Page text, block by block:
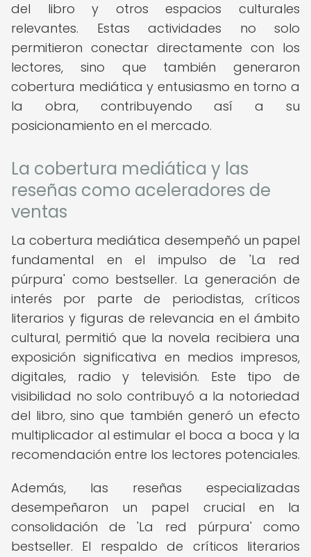
del libro y otros espacios culturales
relevantes. Estas actividades no solo
permitieron conectar directamente con los
lectores, sino que también generaron
cobertura mediática y entusiasmo en torno a
la obra, contribuyendo así a su
posicionamiento en el mercado.
La cobertura mediática y las
reseñas como aceleradores de
ventas
La cobertura mediática desempeñó un papel
fundamental en el impulso de 'La red
púrpura' como bestseller. La generación de
interés por parte de periodistas, críticos
literarios y figuras de relevancia en el ámbito
cultural, permitió que la novela recibiera una
exposición significativa en medios impresos,
digitales, radio y televisión. Este tipo de
visibilidad no solo contribuyó a la notoriedad
del libro, sino que también generó un efecto
multiplicador al estimular el boca a boca y la
recomendación entre los lectores potenciales.
Además, las reseñas especializadas
desempeñaron un papel crucial en la
consolidación de 'La red púrpura' como
bestseller. El respaldo de críticos literarios